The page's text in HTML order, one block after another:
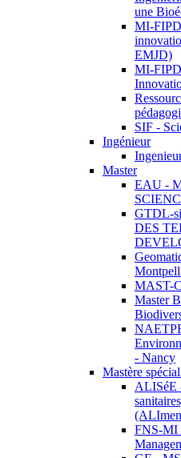
une
MI-
EMJD)
MI-
SIF -
Ingénieur
Master
EAU -
GTDL-
DES
MAST-
Master
- Nancy
Mastère
ALISéE
FNS-MI